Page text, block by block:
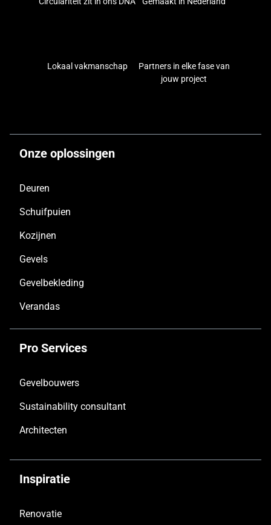
Lokaal vakmanschap
Partners in elke fase van
jouw project
Onze oplossingen
Deuren
Schuifpuien
Kozijnen
Gevels
Gevelbekleding
Verandas
Pro Services
Gevelbouwers
Sustainability consultant
Architecten
Inspiratie
Renovatie